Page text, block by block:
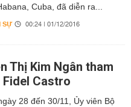
Cuba, đã diễn ra...
SỰ 00:24 | 01/12/2016
Thị Kim Ngân tham
Fidel Castro
28 đến 30/11, Ủy viên Bộ